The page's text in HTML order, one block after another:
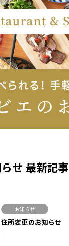
せ 最新記事
お知らせ
住所変更のお知らせ